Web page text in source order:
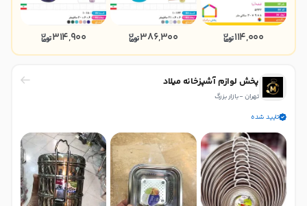
114,000
386,300
314,900
پخش لوازم آشپزخانه میلاد
تهران - بازار بزرگ
تایید شده